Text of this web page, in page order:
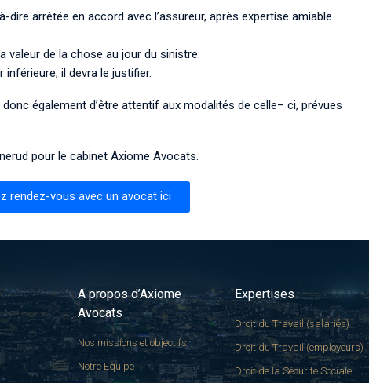
dire arrêtée en accord avec l’assureur, après expertise amiable
valeur de la chose au jour du sinistre.
inférieure, il devra le justifier.
également d’être attentif aux modalités de celle– ci, prévues
pour le cabinet Axiome Avocats.
rendez-vous avec un avocat ici
A propos d’Axiome
Avocats
Nos missions et objectifs
Notre Equipe
Expertises
Droit du Travail (salariés)
Droit du Travail (employeurs)
Droit de la Sécurité Sociale